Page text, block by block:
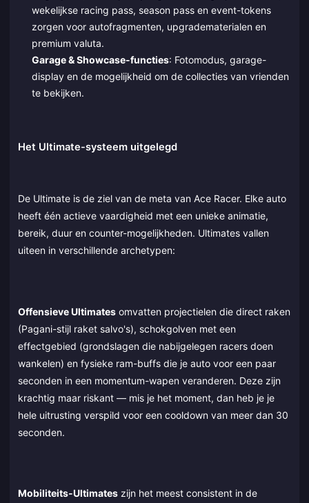
wekelijkse racing pass, season pass en event-tokens
zorgen voor autofragmenten, upgradematerialen en
premium valuta.
Garage & Showcase-functies: Fotomodus, garage-
display en de mogelijkheid om de collecties van vrienden
te bekijken.
Het Ultimate-systeem uitgelegd
De Ultimate is de ziel van de meta van Ace Racer. Elke auto
heeft één actieve vaardigheid met een unieke animatie,
bereik, duur en counter-mogelijkheden. Ultimates vallen
uiteen in verschillende archetypen:
Offensieve Ultimates omvatten projectielen die direct raken
(Pagani-stijl raket salvo's), schokgolven met een
effectgebied (grondslagen die nabijgelegen racers doen
wankelen) en fysieke ram-buffs die je auto voor een paar
seconden in een momentum-wapen veranderen. Deze zijn
krachtig maar riskant — mis je het moment, dan heb je je
hele uitrusting verspild voor een cooldown van meer dan 30
seconden.
Mobiliteits-Ultimates zijn het meest consistent in de